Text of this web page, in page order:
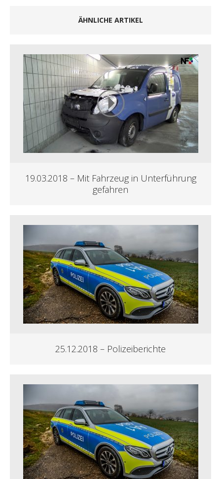
ÄHNLICHE ARTIKEL
19.03.2018 – Mit Fahrzeug in Unterführung
gefahren
25.12.2018 – Polizeiberichte